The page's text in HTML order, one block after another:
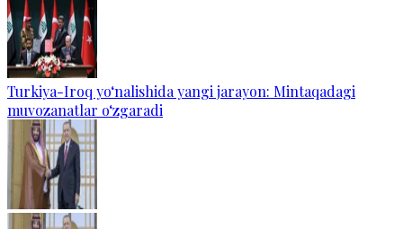
Turkiya-Iroq yo‘nalishida yangi jarayon: Mintaqadagi
muvozanatlar o‘zgaradi